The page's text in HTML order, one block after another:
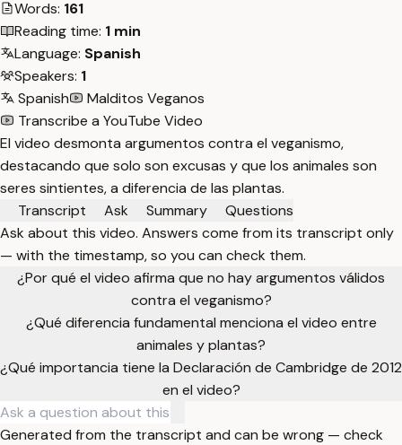
Words: 161
Reading time: 1 min
Language: Spanish
Speakers: 1
Spanish
Malditos Veganos
Transcribe a YouTube Video
El video desmonta argumentos contra el veganismo,
destacando que solo son excusas y que los animales son
seres sintientes, a diferencia de las plantas.
Transcript
Ask Summary
Questions
Ask about this video. Answers come from its transcript only
— with the timestamp, so you can check them.
¿Por qué el video afirma que no hay argumentos válidos
contra el veganismo?
¿Qué diferencia fundamental menciona el video entre
animales y plantas?
¿Qué importancia tiene la Declaración de Cambridge de 2012
en el video?
Generated from the transcript and can be wrong — check